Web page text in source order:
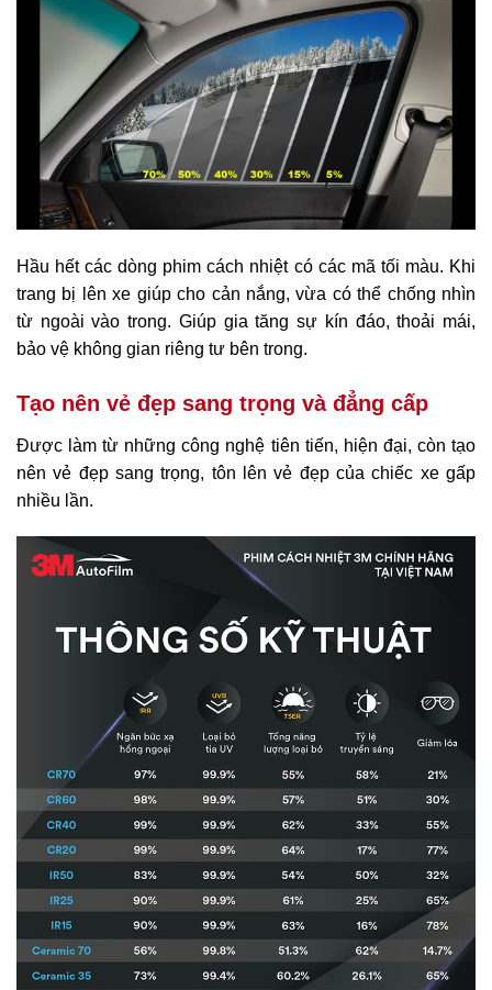
Hầu hết các dòng phim cách nhiệt có các mã tối màu. Khi
trang bị lên xe giúp cho cản nắng, vừa có thể chống nhìn
từ ngoài vào trong. Giúp gia tăng sự kín đáo, thoải mái,
bảo vệ không gian riêng tư bên trong.
Tạo nên vẻ đẹp sang trọng và đẳng cấp
Được làm từ những công nghệ tiên tiến, hiện đại, còn tạo
nên vẻ đẹp sang trọng, tôn lên vẻ đẹp của chiếc xe gấp
nhiều lần.